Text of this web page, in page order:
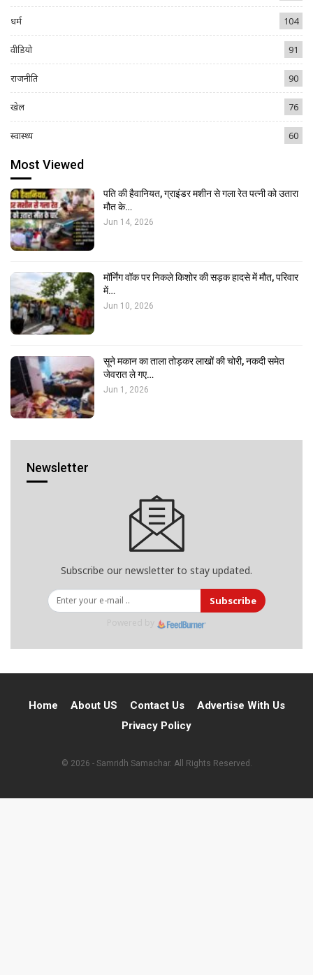
धर्म 104
वीडियो 91
राजनीति 90
खेल 76
स्वास्थ्य 60
Most Viewed
पति की हैवानियत, ग्राइंडर मशीन से गला रेत पत्नी को उतारा
मौत के…
Jun 14, 2026
मॉर्निंग वॉक पर निकले किशोर की सड़क हादसे में मौत, परिवार
में…
Jun 10, 2026
सूने मकान का ताला तोड़कर लाखों की चोरी, नकदी समेत
जेवरात ले गए…
Jun 1, 2026
Newsletter
Subscribe our newsletter to stay updated.
Subscribe
Home About US Contact Us
Advertise With Us
Privacy Policy
© 2026 - Samridh Samachar. All Rights Reserved.